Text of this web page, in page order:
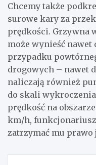
Chcemy także
surowe kary za
prędkości. Grzywna
może wynieść nawet
przypadku
drogowych – nawet
naliczają również
do skali
prędkość na
km/h,
zatrzymać mu prawo